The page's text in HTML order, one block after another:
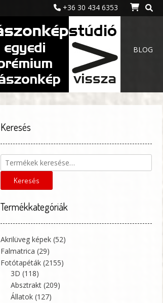
+36 30 434 6353
BLOG
Keresés
Keresés
a
következőre:
Keresés
Termékkategóriák
Akrilüveg képek (52)
Falmatrica (29)
Fotótapéták (2155)
3D (118)
Absztrakt (209)
Állatok (127)